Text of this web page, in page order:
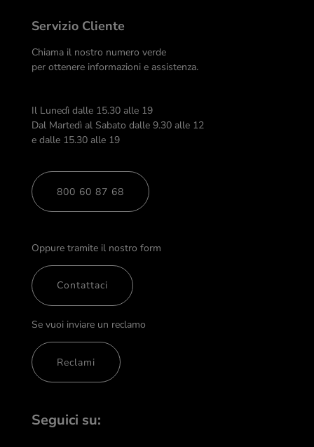
Servizio Cliente
Chiama il nostro numero verde
per ottenere informazioni e assistenza.
Il Lunedì dalle 15.30 alle 19
Dal Martedì al Sabato dalle 9.30 alle 12
e dalle 15.30 alle 19
800 60 87 68
Oppure tramite il nostro form
Contattaci
Se vuoi inviare un reclamo
Reclami
Seguici su: